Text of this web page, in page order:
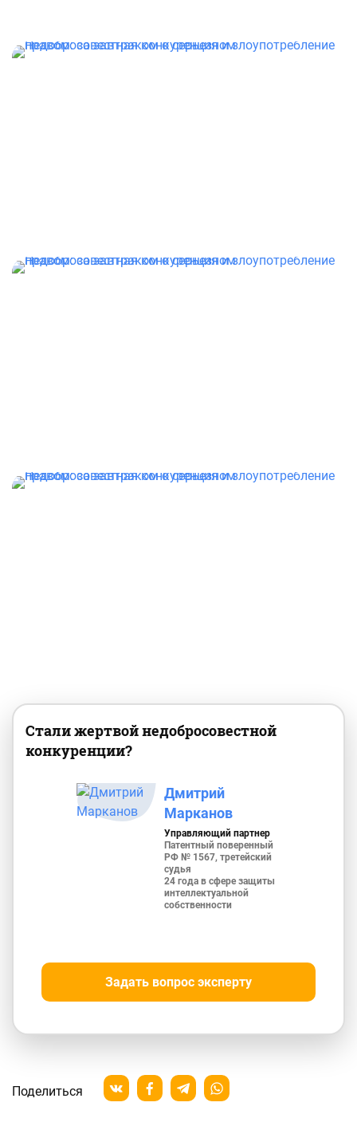
Стали жертвой недобросовестной
конкуренции?
Дмитрий
Марканов
Управляющий партнер
Патентный поверенный
РФ № 1567, третейский
судья
24 года в сфере защиты
интеллектуальной
собственности
Задать вопрос эксперту
Поделиться